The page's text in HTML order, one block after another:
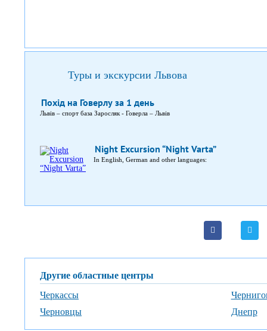
Туры и экскурсии Львова
Похід на Говерлу за 1 день
Львів – спорт база Заросляк - Говерла – Львів
Night Excursion “Night Varta”
In English, German and other languages:
Другие областные центры
Черкассы
Черновцы
Днепр